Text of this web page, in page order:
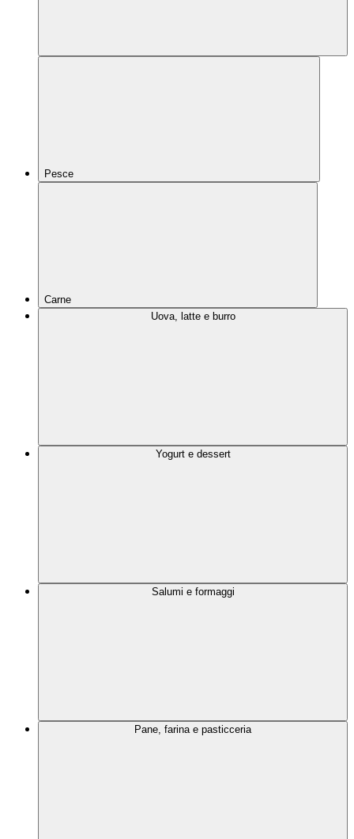
Pesce
Carne
Uova, latte e burro
Yogurt e dessert
Salumi e formaggi
Pane, farina e pasticceria